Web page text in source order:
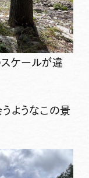
ケールが違
ようなこの景